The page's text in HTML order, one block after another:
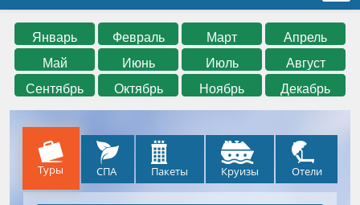
Январь Февраль Март
Апрель
Май
Июнь Июль
Август
Сентябрь
Октябрь Ноябрь Декабрь
Туры СПА Пакеты Круизы Отели